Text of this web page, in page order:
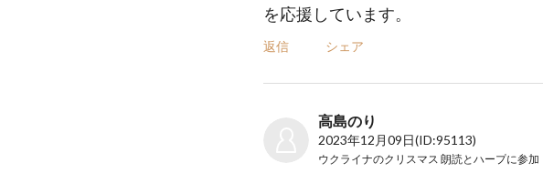
を応援しています。
返信 シェア
高島のり
2023年12月09日(ID:95113)
ウクライナのクリスマス 朗読とハープに参加